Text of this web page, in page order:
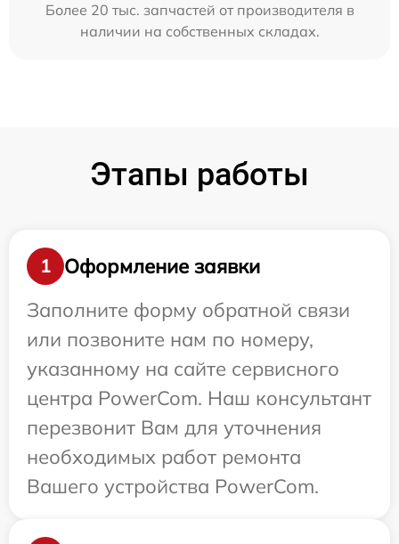
Более 20 тыс. запчастей от производителя в
наличии на собственных складах.
Этапы работы
1
Оформление заявки
Заполните форму обратной связи
или позвоните нам по номеру,
указанному на сайте сервисного
центра PowerCom. Наш консультант
перезвонит Вам для уточнения
необходимых работ ремонта
Вашего устройства PowerCom.